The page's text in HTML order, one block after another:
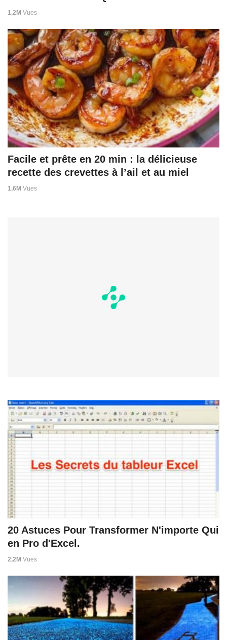
1,2M Vues
Facile et prête en 20 min : la délicieuse
recette des crevettes à l’ail et au miel
1,6M Vues
20 Astuces Pour Transformer N'importe Qui
en Pro d'Excel.
2,2M Vues